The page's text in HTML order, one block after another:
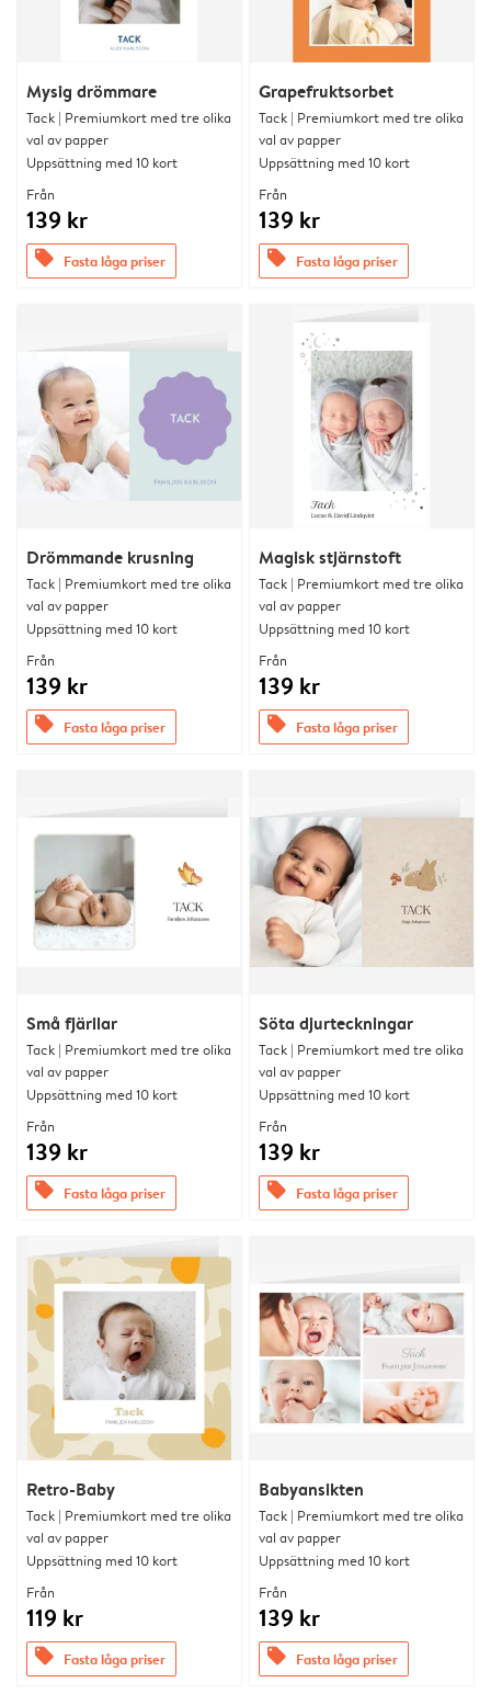
Mysig drömmare
Tack | Premiumkort med tre olika
val av papper
Uppsättning med 10 kort
Från
139 kr
offers Fasta låga priser
Grapefruktsorbet
Tack | Premiumkort med tre olika
val av papper
Uppsättning med 10 kort
Från
139 kr
offers Fasta låga priser
Drömmande krusning
Tack | Premiumkort med tre olika
val av papper
Uppsättning med 10 kort
Från
139 kr
offers Fasta låga priser
Magisk stjärnstoft
Tack | Premiumkort med tre olika
val av papper
Uppsättning med 10 kort
Från
139 kr
offers Fasta låga priser
Små fjärilar
Tack | Premiumkort med tre olika
val av papper
Uppsättning med 10 kort
Från
139 kr
offers Fasta låga priser
Söta djurteckningar
Tack | Premiumkort med tre olika
val av papper
Uppsättning med 10 kort
Från
139 kr
offers Fasta låga priser
Retro-Baby
Tack | Premiumkort med tre olika
val av papper
Uppsättning med 10 kort
Från
119 kr
offers Fasta låga priser
Babyansikten
Tack | Premiumkort med tre olika
val av papper
Uppsättning med 10 kort
Från
139 kr
offers Fasta låga priser